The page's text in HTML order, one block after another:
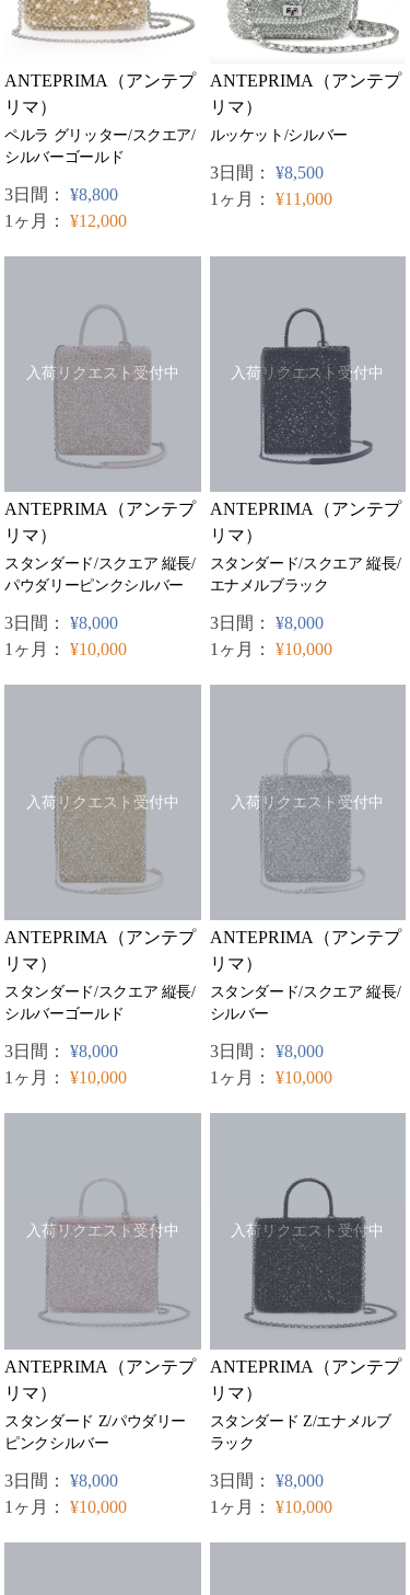
ANTEPRIMA（アンテプ
リマ）
ペルラ グリッター/スクエア/
シルバーゴールド
3日間： ¥8,800
1ヶ月： ¥12,000
ANTEPRIMA（アンテプ
リマ）
ルッケット/シルバー
3日間： ¥8,500
1ヶ月： ¥11,000
入荷リクエスト受付中
ANTEPRIMA（アンテプ
リマ）
スタンダード/スクエア 縦長/
パウダリーピンクシルバー
3日間： ¥8,000
1ヶ月： ¥10,000
入荷リクエスト受付中
ANTEPRIMA（アンテプ
リマ）
スタンダード/スクエア 縦長/
エナメルブラック
3日間： ¥8,000
1ヶ月： ¥10,000
入荷リクエスト受付中
ANTEPRIMA（アンテプ
リマ）
スタンダード/スクエア 縦長/
シルバーゴールド
3日間： ¥8,000
1ヶ月： ¥10,000
入荷リクエスト受付中
ANTEPRIMA（アンテプ
リマ）
スタンダード/スクエア 縦長/
シルバー
3日間： ¥8,000
1ヶ月： ¥10,000
入荷リクエスト受付中
ANTEPRIMA（アンテプ
リマ）
スタンダード Z/パウダリー
ピンクシルバー
3日間： ¥8,000
1ヶ月： ¥10,000
入荷リクエスト受付中
ANTEPRIMA（アンテプ
リマ）
スタンダード Z/エナメルブ
ラック
3日間： ¥8,000
1ヶ月： ¥10,000